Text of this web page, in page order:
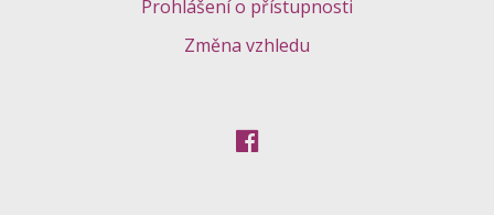
Prohlášení o přístupnosti
Změna vzhledu